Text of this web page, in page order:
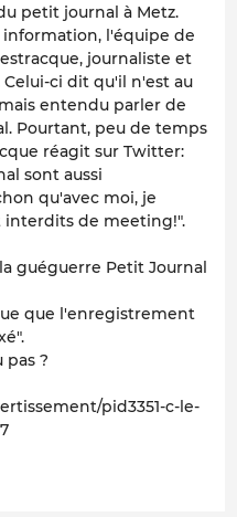
petit journal à Metz.
l'équipe de
journaliste et
Celui-ci dit qu'il n'est au
entendu parler de
Pourtant, peu de temps
réagit sur Twitter:
sont aussi
qu'avec moi, je
de meeting!".
guéguerre Petit Journal
que l'enregistrement
pas ?
pid3351-c-le-